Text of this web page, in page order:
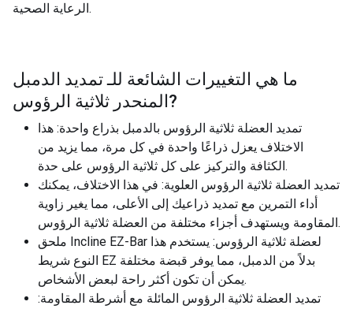
الرعاية الصحية.
ما هي التغييرات الشائعة للـ تمديد الدمبل
المنحدر ثلاثية الرؤوس?
تمديد العضلة ثلاثية الرؤوس بالدمبل بذراع واحدة: هذا
الاختلاف يعزل ذراعًا واحدة في كل مرة، مما يزيد من
الكثافة والتركيز على كل ثلاثية الرؤوس على حدة.
تمديد العضلة ثلاثية الرؤوس العلوية: في هذا الاختلاف، يمكنك
أداء التمرين مع تمديد ذراعيك إلى الأعلى، مما يغير زاوية
المقاومة ويستهدف أجزاء مختلفة من العضلة ثلاثية الرؤوس.
ملحق Incline EZ-Bar لعضلة ثلاثية الرؤوس: يستخدم هذا
النوع شريط EZ بدلاً من الدمبل، مما يوفر قبضة مختلفة
يمكن أن تكون أكثر راحة لبعض الأشخاص.
تمديد العضلة ثلاثية الرؤوس المائلة مع أشرطة المقاومة: